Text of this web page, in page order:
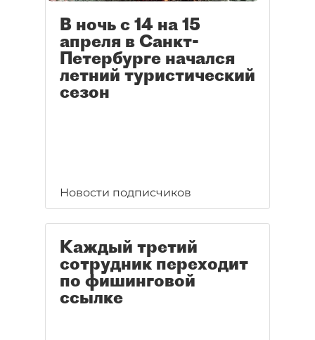
В ночь с 14 на 15
апреля в Санкт-
Петербурге начался
летний туристический
сезон
Новости подписчиков
Каждый третий
сотрудник переходит
по фишинговой
ссылке